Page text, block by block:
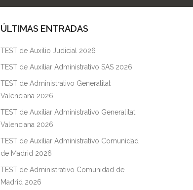
ÚLTIMAS ENTRADAS
TEST de Auxilio Judicial 2026
TEST de Auxiliar Administrativo SAS 2026
TEST de Administrativo Generalitat
Valenciana 2026
TEST de Auxiliar Administrativo Generalitat
Valenciana 2026
TEST de Auxiliar Administrativo Comunidad
de Madrid 2026
TEST de Administrativo Comunidad de
Madrid 2026